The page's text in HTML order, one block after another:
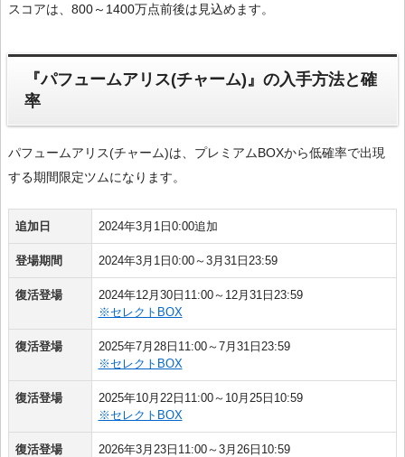
スコアは、800～1400万点前後は見込めます。
『パフュームアリス(チャーム)』の入手方法と確
率
パフュームアリス(チャーム)は、プレミアムBOXから低確率で出現
する期間限定ツムになります。
追加日 2024年3月1日0:00追加
登場期間 2024年3月1日0:00～3月31日23:59
復活登場
2024年12月30日11:00～12月31日23:59
※セレクトBOX
復活登場
2025年7月28日11:00～7月31日23:59
※セレクトBOX
復活登場
2025年10月22日11:00～10月25日10:59
※セレクトBOX
復活登場
2026年3月23日11:00～3月26日10:59